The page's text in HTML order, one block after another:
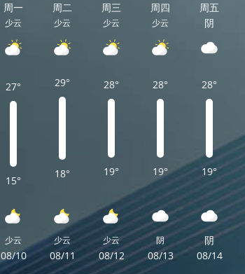
周一
少云
27°
15°
少云
08/10
周二
少云
29°
18°
少云
08/11
周三
少云
28°
19°
少云
08/12
周四
少云
28°
19°
阴
08/13
周五
阴
28°
19°
阴
08/14